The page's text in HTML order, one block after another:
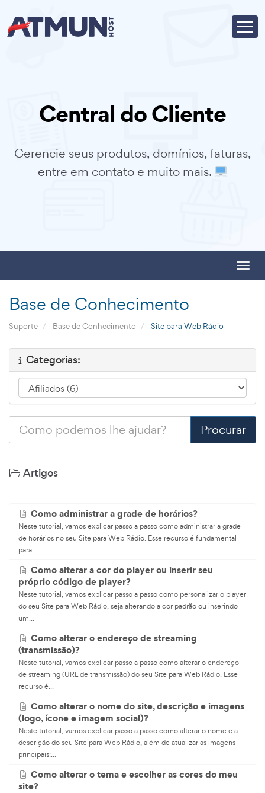
Central do Cliente
Gerencie seus produtos, domínios, faturas,
entre em contato e muito mais.
Base de Conhecimento
Suporte Base de Conhecimento Site para Web Rádio
Categorias:
Artigos
Como administrar a grade de horários?
Neste tutorial, vamos explicar passo a passo como administrar a grade
de horários no seu Site para Web Rádio. Esse recurso é fundamental
para...
Como alterar a cor do player ou inserir seu
próprio código de player?
Neste tutorial, vamos explicar passo a passo como personalizar o player
do seu Site para Web Rádio, seja alterando a cor padrão ou inserindo
um...
Como alterar o endereço de streaming
(transmissão)?
Neste tutorial, vamos explicar passo a passo como alterar o endereço
de streaming (URL de transmissão) do seu Site para Web Rádio. Esse
recurso é...
Como alterar o nome do site, descrição e imagens
(logo, ícone e imagem social)?
Neste tutorial, vamos explicar passo a passo como alterar o nome e a
descrição do seu Site para Web Rádio, além de atualizar as imagens
principais:...
Como alterar o tema e escolher as cores do meu
site?